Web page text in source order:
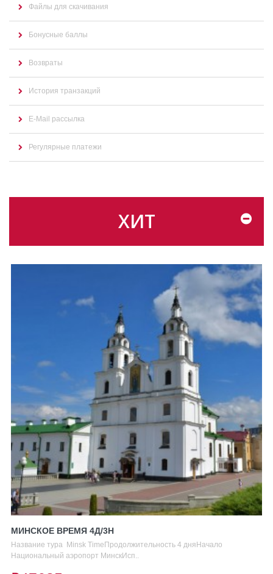
Файлы для скачивания
Бонусные баллы
Возвраты
История транзакций
E-Mail рассылка
Регулярные платежи
ХИТ
МИНСКОЕ ВРЕМЯ 4Д/3Н
Название тура Minsk TimeПродолжительность 4 дняНачало
Национальный аэропорт МинскИсп..